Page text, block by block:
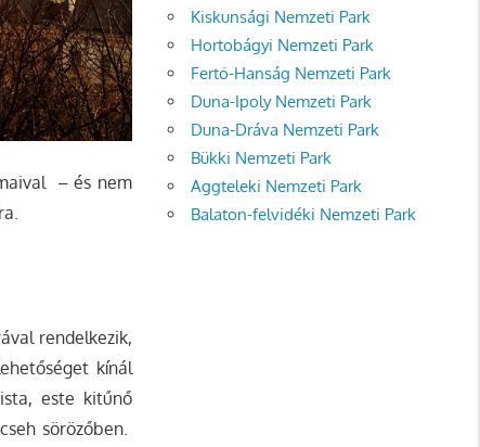
– és nem
rendelkezik,
kínál
este kitűnő
sörözőben.
Kiskunsági Nemzeti Park
Hortobágyi Nemzeti Park
Fertő-Hanság Nemzeti Park
Duna-Ipoly Nemzeti Park
Duna-Dráva Nemzeti Park
Bükki Nemzeti Park
Aggteleki Nemzeti Park
Balaton-felvidéki Nemzeti Park